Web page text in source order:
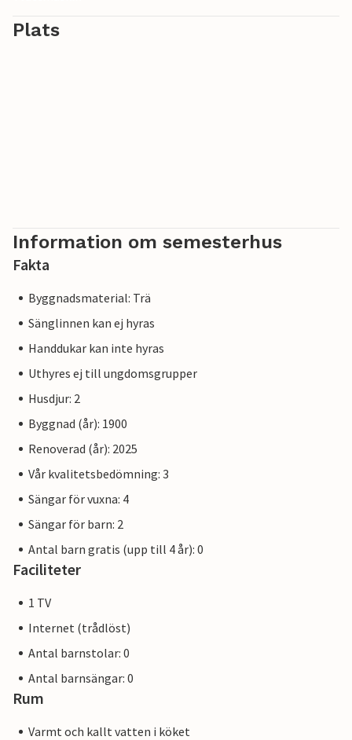
Plats
Information om semesterhus
Fakta
Byggnadsmaterial: Trä
Sänglinnen kan ej hyras
Handdukar kan inte hyras
Uthyres ej till ungdomsgrupper
Husdjur: 2
Byggnad (år): 1900
Renoverad (år): 2025
Vår kvalitetsbedömning: 3
Sängar för vuxna: 4
Sängar för barn: 2
Antal barn gratis (upp till 4 år): 0
Faciliteter
1 TV
Internet (trådlöst)
Antal barnstolar: 0
Antal barnsängar: 0
Rum
Varmt och kallt vatten i köket